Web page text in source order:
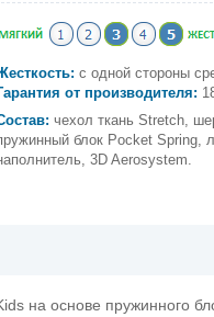
с одной стороны
от производителя:
чехол ткань Stretch,
блок Pocket Spring,
3D Aerosystem.
на основе пружинного